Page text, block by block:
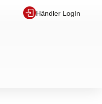
Händler LogIn